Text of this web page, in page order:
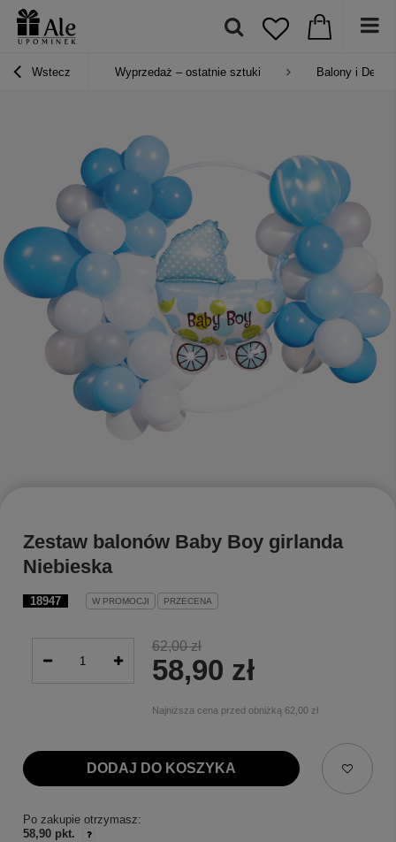
Wstecz Wyprzedaż – ostatnie sztuki Balony i
18947 W PROMOCJI PRZECENA
Zestaw balonów Baby Boy girlanda
Niebieska
62,00 zł
58,90 zł
Najniższa cena przed obniżką 62,00 zł
DODAJ DO KOSZYKA
Po zakupie otrzymasz:
58,90 pkt.